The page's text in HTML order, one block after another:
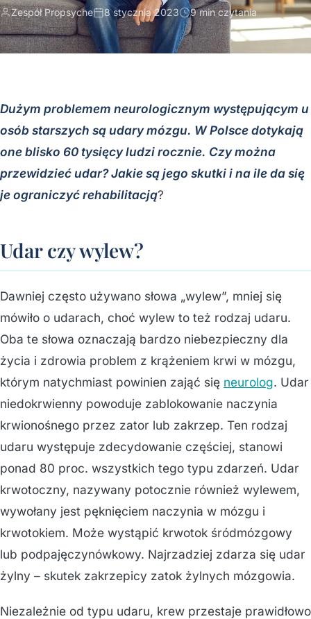
Zespół Propsyche 8 stycznia 2023 9 min czytania
Dużym problemem neurologicznym występującym u
osób starszych są udary mózgu. W Polsce dotykają
one blisko 60 tysięcy ludzi rocznie. Czy można
przewidzieć udar? Jakie są jego skutki i na ile da się
je ograniczyć rehabilitacją?
Udar czy wylew?
Dawniej często używano słowa „wylew”, mniej się
mówiło o udarach, choć wylew to też rodzaj udaru.
Oba te słowa oznaczają bardzo niebezpieczny dla
życia i zdrowia problem z krążeniem krwi w mózgu,
którym natychmiast powinien zająć się neurolog. Udar
niedokrwienny powoduje zablokowanie naczynia
krwionośnego przez zator lub zakrzep. Ten rodzaj
udaru występuje zdecydowanie częściej, stanowi
ponad 80 proc. wszystkich tego typu zdarzeń. Udar
krwotoczny, nazywany potocznie również wylewem,
wywołany jest pęknięciem naczynia w mózgu i
krwotokiem. Może wystąpić krwotok śródmózgowy
lub podpajęczynówkowy. Najrzadziej zdarza się udar
żylny – skutek zakrzepicy zatok żylnych mózgowia.
Niezależnie od typu udaru, krew przestaje prawidłowo